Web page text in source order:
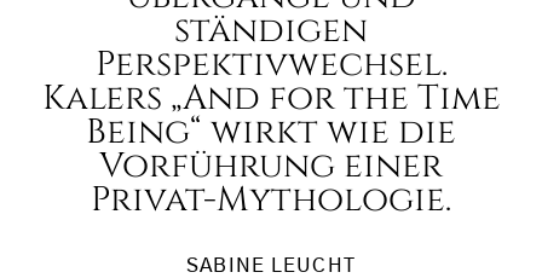
ständigen
Perspektivwechsel.
Kalers „And for the Time
Being“ wirkt wie die
Vorführung einer
Privat-Mythologie.
SABINE LEUCHT